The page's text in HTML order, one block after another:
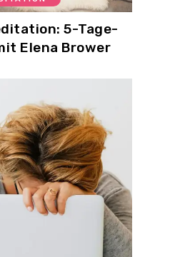
5-Tage-
Elena Brower